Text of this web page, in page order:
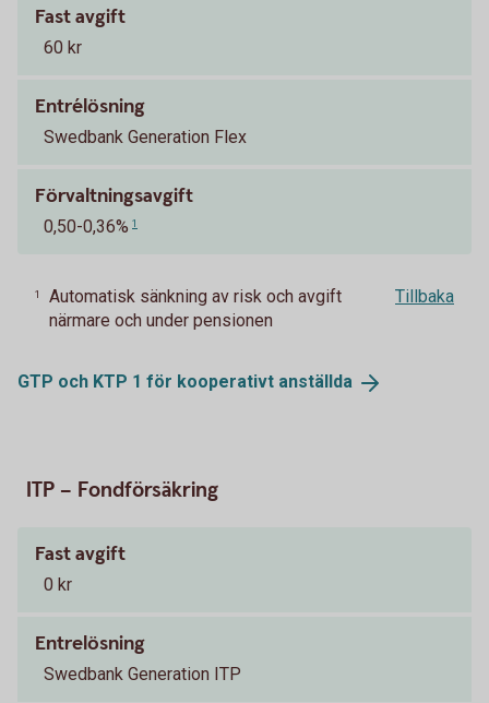
Fast avgift
60 kr
Entrélösning
Swedbank Generation Flex
Förvaltningsavgift
0,50-0,36% 1
1
Automatisk sänkning av risk och avgift
närmare och under pensionen
Tillbaka
GTP och KTP 1 för kooperativt anställda
ITP – Fondförsäkring
Fast avgift
0 kr
Entrelösning
Swedbank Generation ITP